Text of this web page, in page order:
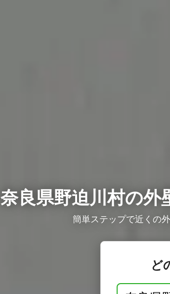
奈良県野迫川村の外
簡単ステップで近くの
ど